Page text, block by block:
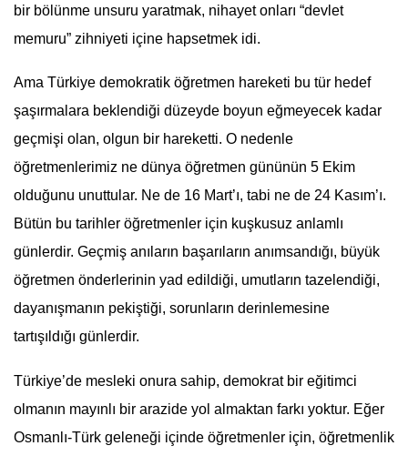
bir bölünme unsuru yaratmak, nihayet onları “devlet
memuru” zihniyeti içine hapsetmek idi.
Ama Türkiye demokratik öğretmen hareketi bu tür hedef
şaşırmalara beklendiği düzeyde boyun eğmeyecek kadar
geçmişi olan, olgun bir hareketti. O nedenle
öğretmenlerimiz ne dünya öğretmen gününün 5 Ekim
olduğunu unuttular. Ne de 16 Mart’ı, tabi ne de 24 Kasım’ı.
Bütün bu tarihler öğretmenler için kuşkusuz anlamlı
günlerdir. Geçmiş anıların başarıların anımsandığı, büyük
öğretmen önderlerinin yad edildiği, umutların tazelendiği,
dayanışmanın pekiştiği, sorunların derinlemesine
tartışıldığı günlerdir.
Türkiye’de mesleki onura sahip, demokrat bir eğitimci
olmanın mayınlı bir arazide yol almaktan farkı yoktur. Eğer
Osmanlı-Türk geleneği içinde öğretmenler için, öğretmenlik